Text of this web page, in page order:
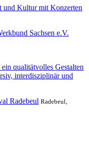
und Kultur mit Konzerten
Sachsen e.V.
qualitätvolles Gestalten
interdisziplinär und
Radebeul Radebeul,